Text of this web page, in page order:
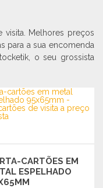
Melhores preços
para a sua encomenda
o seu grossista
CARTÕES EM
ESPELHADO